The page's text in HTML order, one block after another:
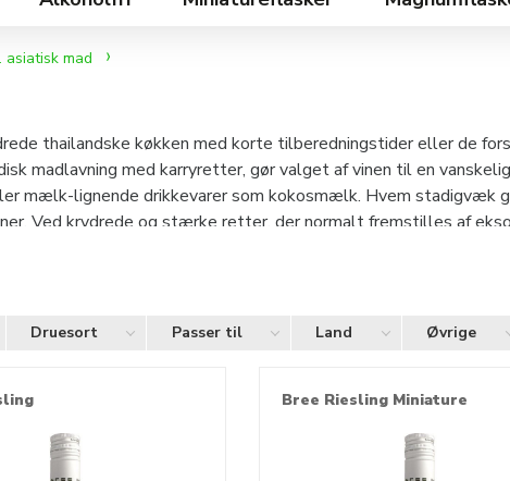
asiatisk mad
thailandske køkken med korte tilberedningstider eller de
madlavning med karryretter, gør valget af vinen til en
mælk-lignende drikkevarer som kokosmælk. Hvem stadigvæk
Ved krydrede og stærke retter, der normalt fremstilles af
af kylling, oksekød eller svinekød kan også en saftig,
også rødvin finder deres plads i det kinesiske køkken. For
for en Pinot Noir, i sojasovs marinerede kødretter dog drager
Druesort Passer til Land Øvrige
Bree Riesling Miniature